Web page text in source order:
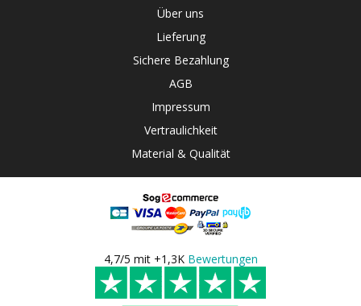
Über uns
Lieferung
Sichere Bezahlung
AGB
Impressum
Vertraulichkeit
Material & Qualität
4,7/5 mit +1,3K Bewertungen